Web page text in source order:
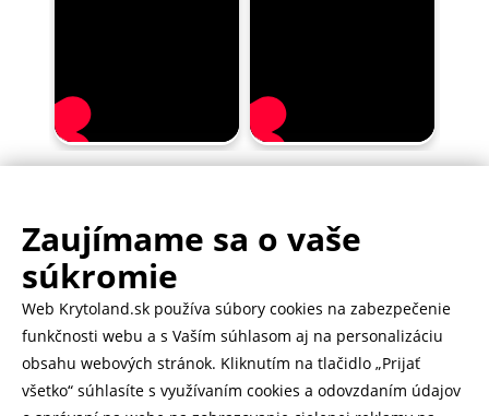
.
Rychlé doručenie 1-2 dní
Zaujímame sa o vaše
súkromie
Web Krytoland.sk používa súbory cookies na zabezpečenie
funkčnosti webu a s Vaším súhlasom aj na personalizáciu
obsahu webových stránok. Kliknutím na tlačidlo „Prijať
všetko“ súhlasíte s využívaním cookies a odovzdaním údajov